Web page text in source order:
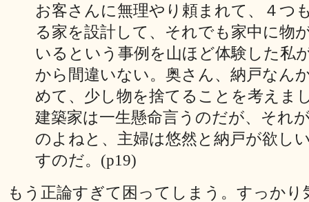
お客さんに無理やり頼まれて、４つ
る家を設計して、それでも家中に物
いるという事例を山ほど体験した私
から間違いない。奥さん、納戸なん
めて、少し物を捨てることを考えま
建築家は一生懸命言うのだが、それ
のよねと、主婦は悠然と納戸が欲し
すのだ。(p19)
もう正論すぎて困ってしまう。すっかり